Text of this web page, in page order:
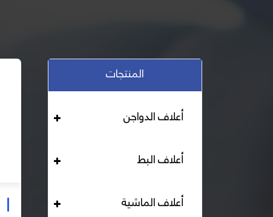
المنتجات
أعلاف الدواجن
أعلاف البط
أعلاف الماشية
علف دواجن بياض محبب 16% هيرمان